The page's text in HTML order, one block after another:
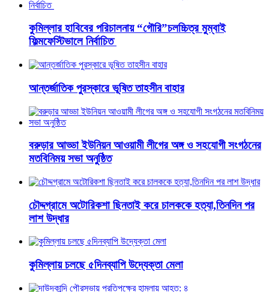
কুমিল্লার হাবিবের পরিচালনায় “গৌরি”চলচ্চিত্র মুম্বাই
ফিল্মফেস্টিভালে নির্বাচিত
আন্তর্জাতিক পুরস্কারে ভূষিত তাহসীন বাহার
বরুড়ার আড্ডা ইউনিয়ন আওয়ামী লীগের অঙ্গ ও সহযোগী সংগঠনের
মতবিনিময় সভা অনুষ্ঠিত
চৌদ্দগ্রামে অটোরিকশা ছিনতাই করে চালককে হত্যা,তিনদিন পর
লাশ উদ্ধার
কুমিল্লায় চলছে ৫দিনব্যাপি উদ্যেক্তা মেলা